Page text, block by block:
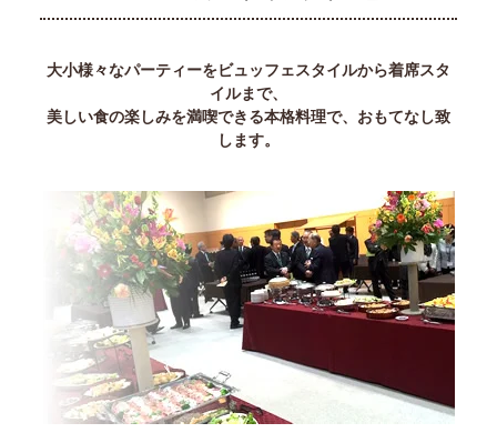
大小様々なパーティーをビュッフェスタイルから着席スタ
イルまで、
美しい食の楽しみを満喫できる本格料理で、おもてなし致
します。